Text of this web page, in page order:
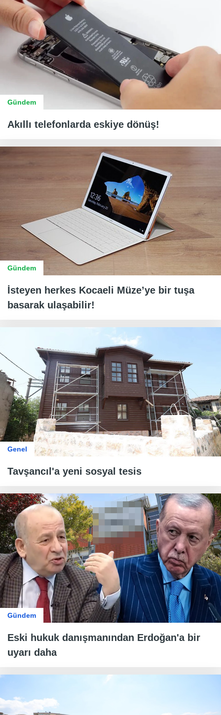
Gündem
Akıllı telefonlarda eskiye dönüş!
Gündem
İsteyen herkes Kocaeli Müze’ye bir tuşa
basarak ulaşabilir!
Genel
Tavşancıl'a yeni sosyal tesis
Gündem
Eski hukuk danışmanından Erdoğan'a bir
uyarı daha